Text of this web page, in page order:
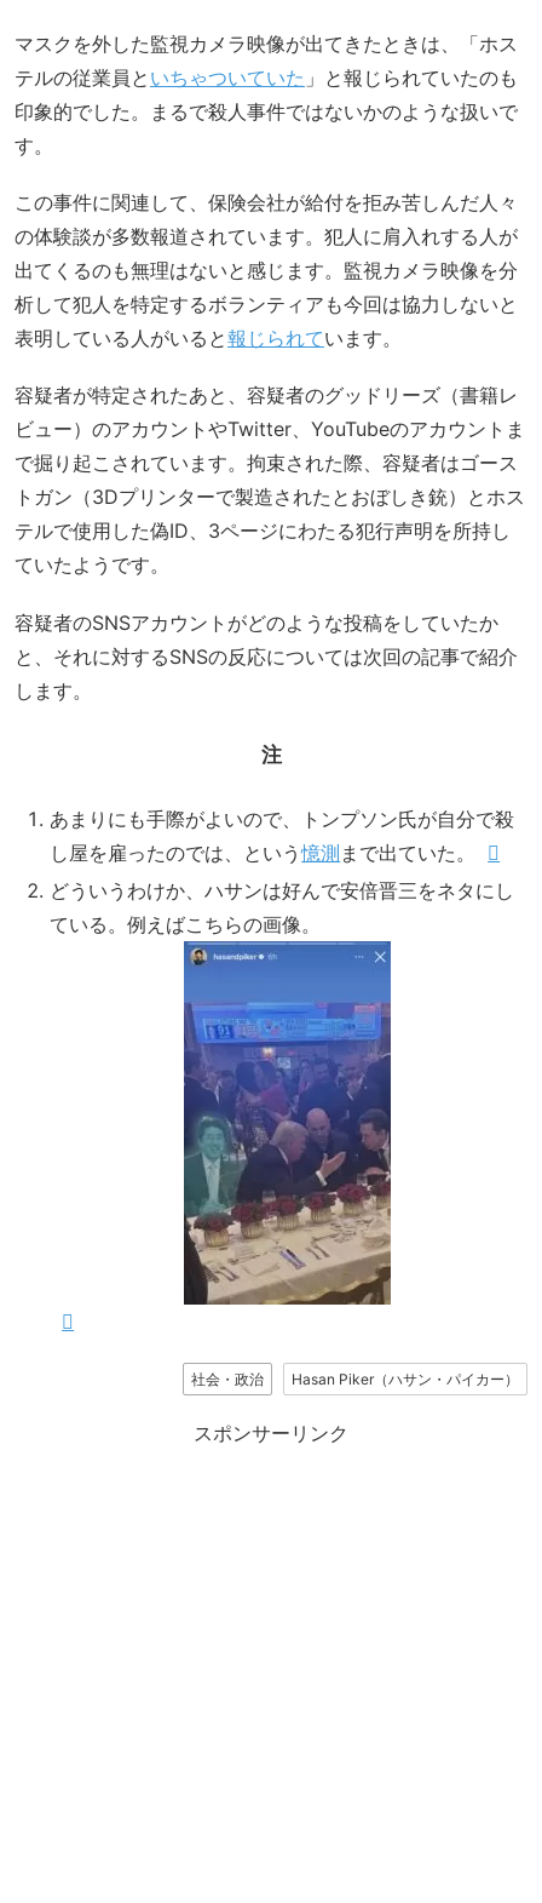
マスクを外した監視カメラ映像が出てきたときは、「ホス
テルの従業員と いちゃついていた 」と報じられていたのも
印象的でした。まるで殺人事件ではないかのような扱いで
す。
この事件に関連して、保険会社が給付を拒み苦しんだ人々
の体験談が多数報道されています。犯人に肩入れする人が
出てくるのも無理はないと感じます。監視カメラ映像を分
析して犯人を特定するボランティアも今回は協力しないと
表明している人がいると報じられています。
容疑者が特定されたあと、容疑者のグッドリーズ（書籍レ
ビュー）のアカウントやTwitter、YouTubeのアカウントま
で掘り起こされています。拘束された際、容疑者はゴース
トガン（3Dプリンターで製造されたとおぼしき銃）とホス
テルで使用した偽ID、3ページにわたる犯行声明を所持し
ていたようです。
容疑者のSNSアカウントがどのような投稿をしていたか
と、それに対するSNSの反応については次回の記事で紹介
します。
注
あまりにも手際がよいので、トンプソン氏が自分で殺
し屋を雇ったのでは、という憶測 まで出ていた。
どういうわけか、ハサンは好んで安倍晋三をネタにし
ている。例えばこちらの画像。
社会・政治 Hasan Piker（ハサン・パイカー）
スポンサーリンク